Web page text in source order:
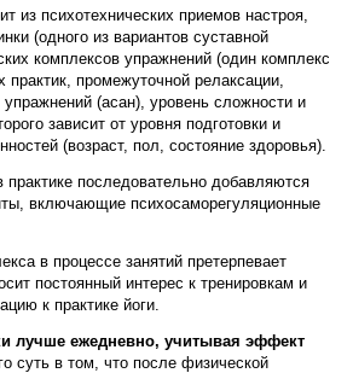
из психотехнических приемов настроя,
(одного из вариантов суставной
комплексов упражнений (один комплекс
промежуточной релаксации,
упражнений (асан), уровень сложности и
зависит от уровня подготовки и
(возраст, пол, состояние здоровья).
последовательно добавляются
включающие психосаморегуляционные
в процессе занятий претерпевает
постоянный интерес к тренировкам и
к практике йоги.
лучше ежедневно, учитывая эффект
суть в том, что после физической